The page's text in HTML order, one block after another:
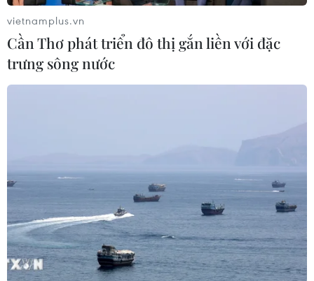
triển nguồn nhân lực
02/08/2026 03:25
Báo động cận thị học đường khi
Thành phố Hồ Chí Minh phát triển
hệ thống y tế đa tầng, đồng bộ, thống
nhất
01/08/2026 09:14
vietnamplus.vn
Cần Thơ phát triển đô thị gắn liền với đặc
trưng sông nước